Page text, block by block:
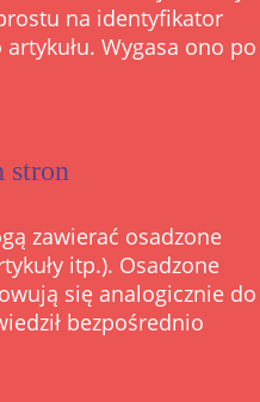
na identyfikator
Wygasa ono po
stron
zawierać osadzone
itp.). Osadzone
się analogicznie do
bezpośrednio